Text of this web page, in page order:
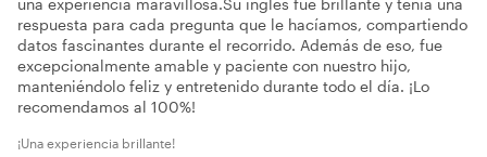
una experiencia maravillosa. ​Su inglés fue brillante y tenía una
respuesta para cada pregunta que le hacíamos, compartiendo
datos fascinantes durante el recorrido. Además de eso, fue
excepcionalmente amable y paciente con nuestro hijo,
manteniéndolo feliz y entretenido durante todo el día. ¡Lo
recomendamos al 100%!
¡Una experiencia brillante!